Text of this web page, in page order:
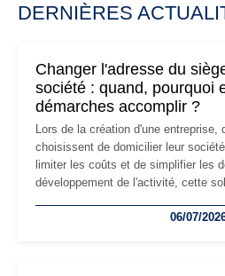
DERNIÈRES
Changer l'adresse du
société : quand, pourquoi
démarches accomplir ?
Lors de la création d'une entreprise,
choisissent de domicilier leur
limiter les coûts et de simplifier les
développement de l'activité, cette
professionnels, recrutement, image
06/07/